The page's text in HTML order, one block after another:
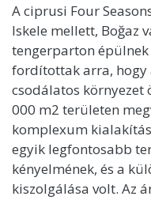
A ciprusi Four
Iskele mellett, Boğaz
tengerparton
fordítottak arra, hogy
csodálatos környezet
000 m2 területen
komplexum
egyik legfontosabb
kényelmének, és a
kiszolgálása volt. Az